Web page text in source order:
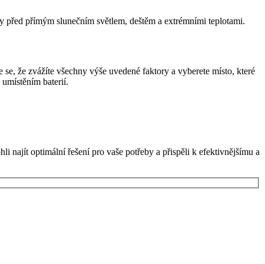
přímým slunečním světlem, deštěm a extrémními teplotami.
že zvážíte všechny výše uvedené faktory a vyberete místo, které
baterií.
najít optimální řešení pro vaše potřeby a přispěli k efektivnějšímu a